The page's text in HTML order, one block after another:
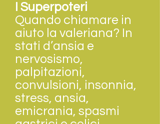
I Superpoteri
Quando chiamare in
aiuto la valeriana? In
stati d’ansia e
nervosismo,
palpitazioni,
convulsioni, insonnia,
stress, ansia,
emicrania, spasmi